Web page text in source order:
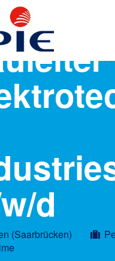
d
(Saarbrücken)